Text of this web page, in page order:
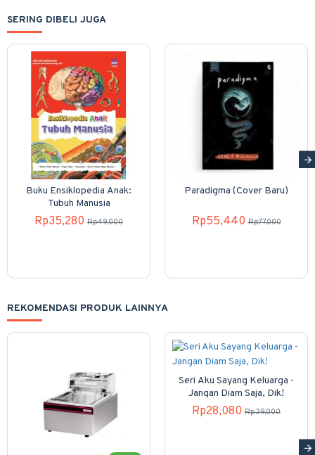
SERING DIBELI JUGA
Buku Ensiklopedia Anak:
Tubuh Manusia
Rp35,280 Rp49,000
Paradigma (Cover Baru)
Rp55,440 Rp77,000
REKOMENDASI PRODUK LAINNYA
Seri Aku Sayang Keluarga -
Jangan Diam Saja, Dik!
Rp28,080 Rp39,000